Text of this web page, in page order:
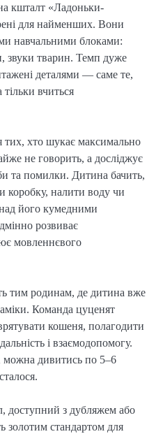
кшталт «Ладоньки-
для найменших. Вони
навчальними блоками:
звуки тварин. Темп дуже
деталями — саме те,
вчиться
тих, хто шукає максимально
не говорить, а досліджує
та помилки. Дитина бачить,
коробку, налити воду чи
над його кумедними
розвиває
мовленнєвого
тим родинам, де дитина вже
Команда цуценят
кошеня, полагодити
і взаємодопомогу.
можна дивитись по 5–6
доступний з дубляжем або
золотим стандартом для